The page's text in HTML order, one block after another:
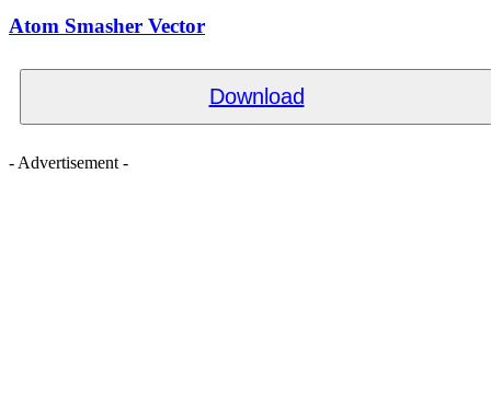
Atom Smasher Vector
Download
- Advertisement -